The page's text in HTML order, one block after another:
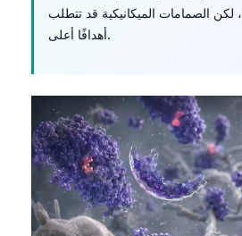
الوريدي هو 2.0-3.0، لكن الصمامات الميكانيكية قد تتطلب
أهدافًا أعلى.
ភាសាខ្មែរ
Kiswahili
አማርኛ
Українська
O‘zbekcha
Қазақ тілі
Suomi